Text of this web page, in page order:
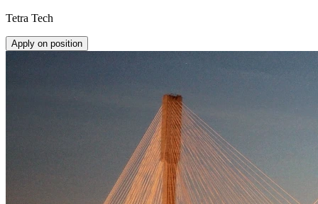
Tetra Tech
Apply on position